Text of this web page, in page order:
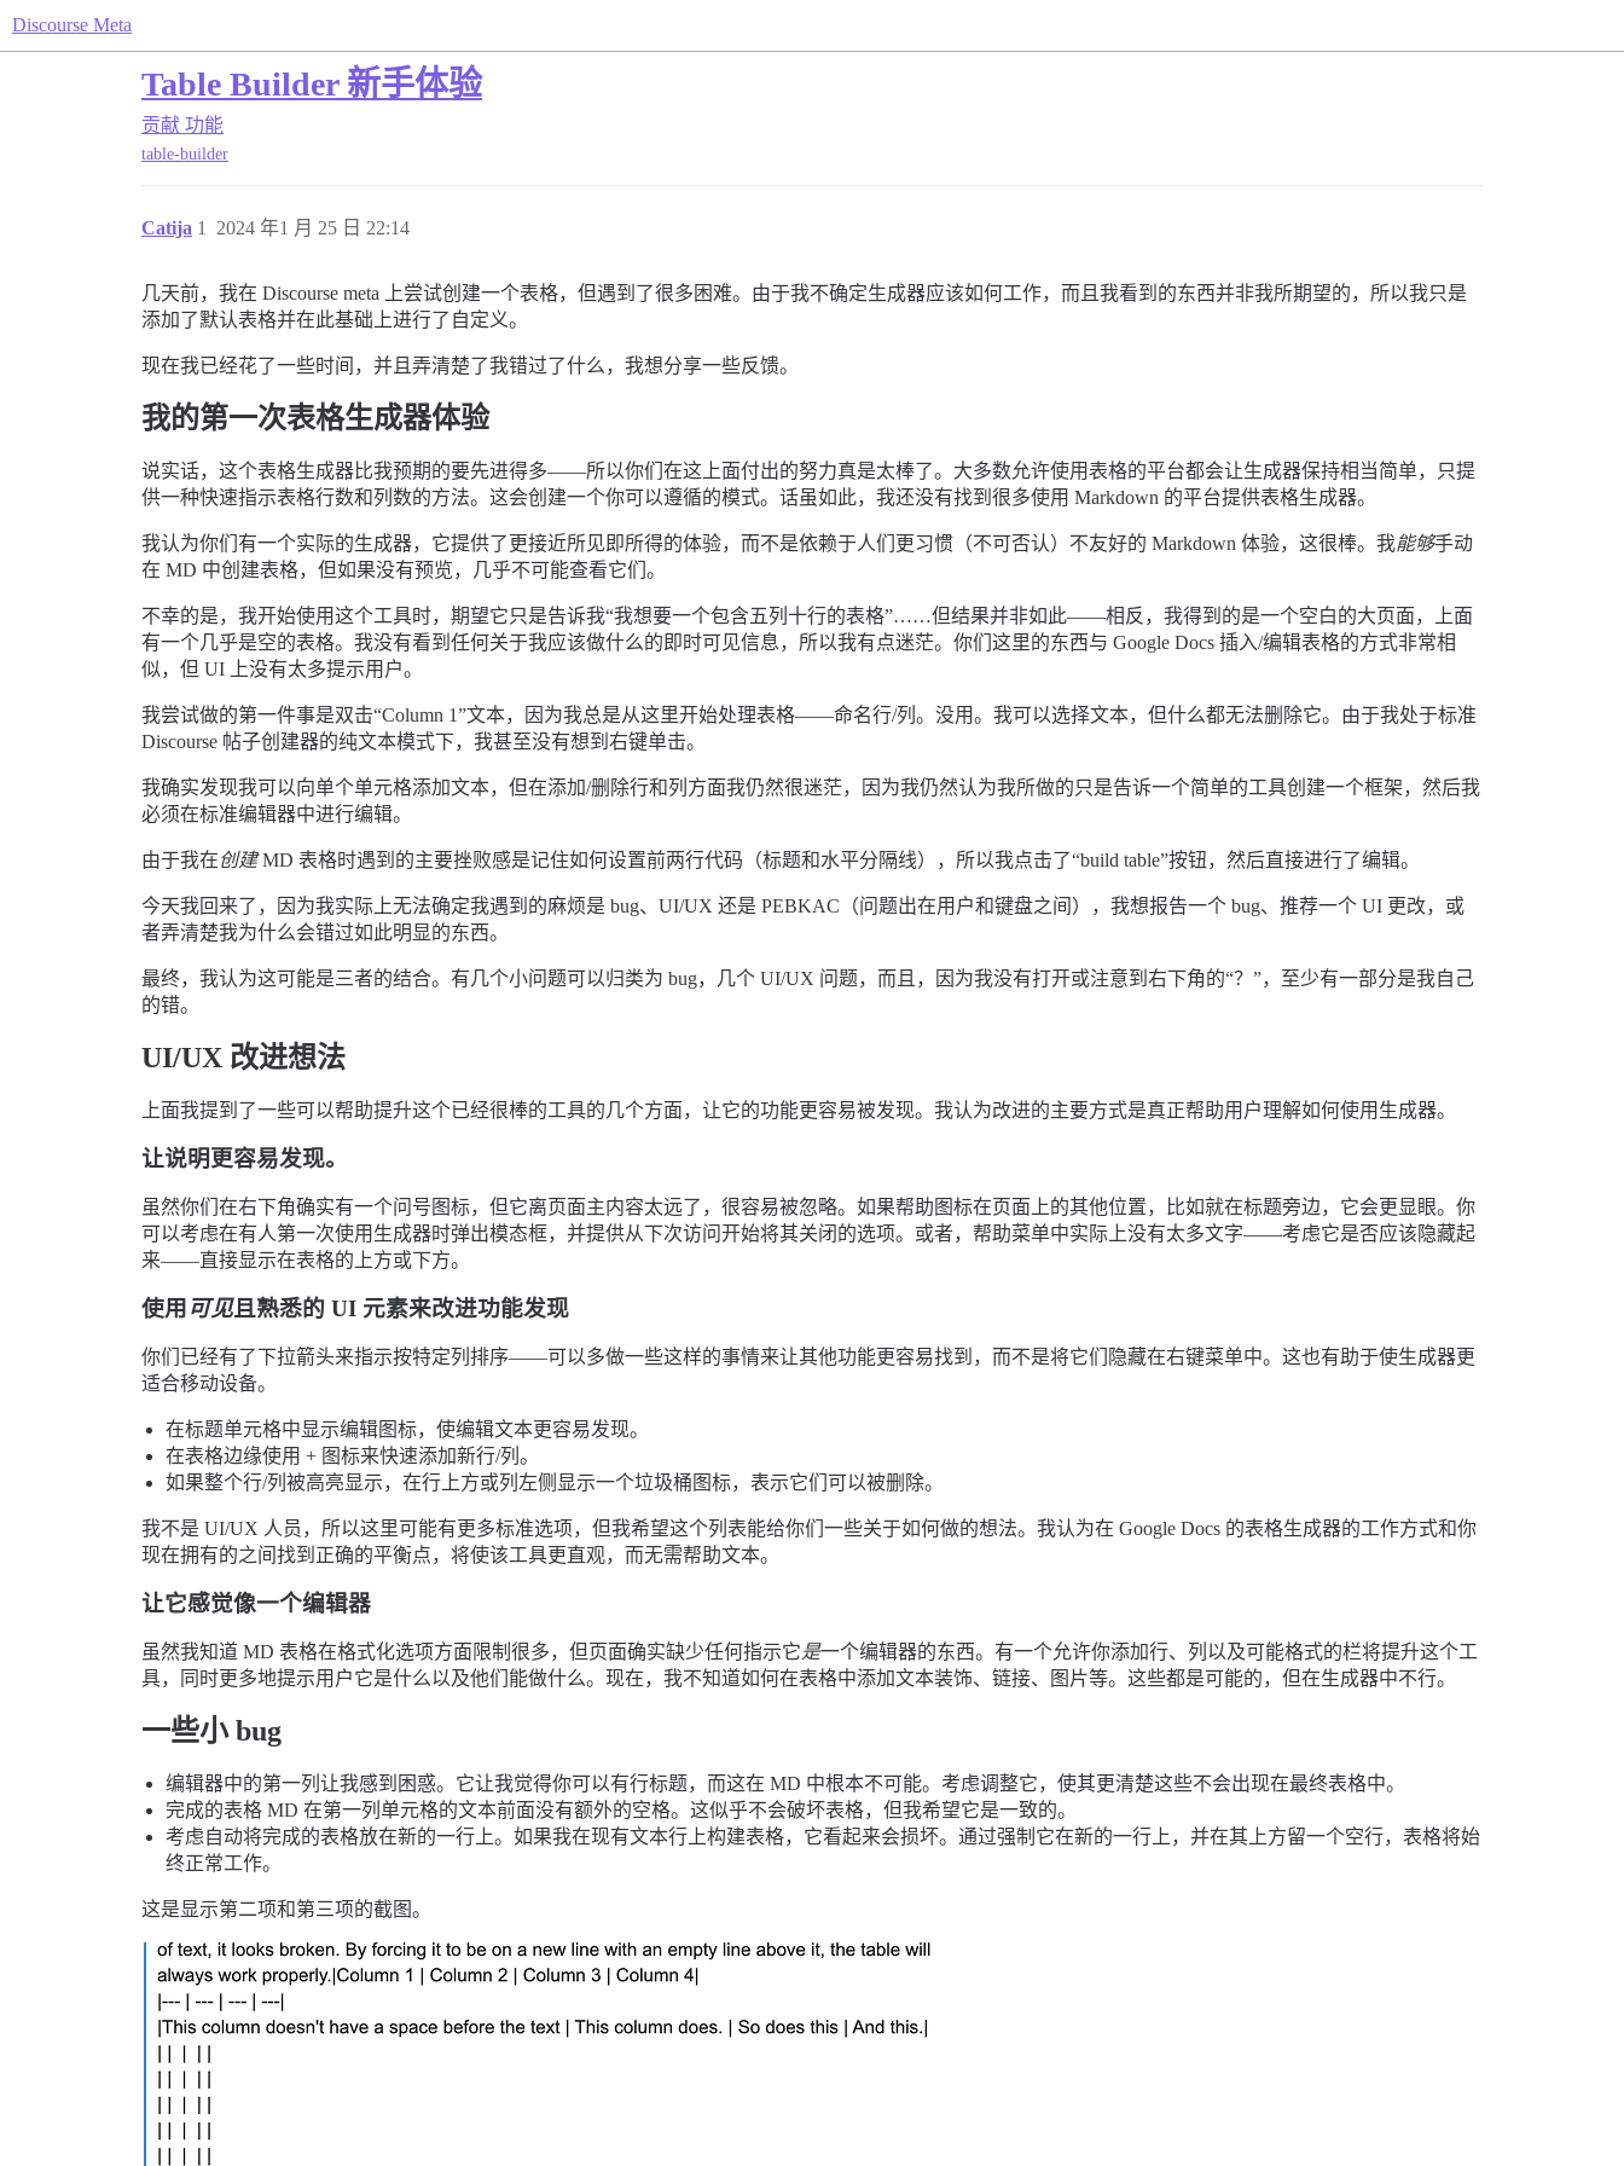
Discourse Meta
Table Builder 新手体验
贡献 功能
table-builder
Catija 2024 年1 月 25 日 22:14
1
几天前，我在 Discourse meta 上尝试创建一个表格，但遇到了很多困难。由于我不确定生成器应该如何工作，而且我看到的东西并非我所期望的，所以我只是
添加了默认表格并在此基础上进行了自定义。
现在我已经花了一些时间，并且弄清楚了我错过了什么，我想分享一些反馈。
我的第一次表格生成器体验
说实话，这个表格生成器比我预期的要先进得多——所以你们在这上面付出的努力真是太棒了。大多数允许使用表格的平台都会让生成器保持相当简单，只提
供一种快速指示表格行数和列数的方法。这会创建一个你可以遵循的模式。话虽如此，我还没有找到很多使用 Markdown 的平台提供表格生成器。
我认为你们有一个实际的生成器，它提供了更接近所见即所得的体验，而不是依赖于人们更习惯（不可否认）不友好的 Markdown 体验，这很棒。我能够手动
在 MD 中创建表格，但如果没有预览，几乎不可能查看它们。
不幸的是，我开始使用这个工具时，期望它只是告诉我“我想要一个包含五列十行的表格”……但结果并非如此——相反，我得到的是一个空白的大页面，上面
有一个几乎是空的表格。我没有看到任何关于我应该做什么的即时可见信息，所以我有点迷茫。你们这里的东西与 Google Docs 插入/编辑表格的方式非常相
似，但 UI 上没有太多提示用户。
我尝试做的第一件事是双击“Column 1”文本，因为我总是从这里开始处理表格——命名行/列。没用。我可以选择文本，但什么都无法删除它。由于我处于标准
Discourse 帖子创建器的纯文本模式下，我甚至没有想到右键单击。
我确实发现我可以向单个单元格添加文本，但在添加/删除行和列方面我仍然很迷茫，因为我仍然认为我所做的只是告诉一个简单的工具创建一个框架，然后我
必须在标准编辑器中进行编辑。
由于我在创建MD 表格时遇到的主要挫败感是记住如何设置前两行代码（标题和水平分隔线），所以我点击了“build table”按钮，然后直接进行了编辑。
今天我回来了，因为我实际上无法确定我遇到的麻烦是 bug、UI/UX 还是 PEBKAC（问题出在用户和键盘之间），我想报告一个 bug、推荐一个 UI 更改，或
者弄清楚我为什么会错过如此明显的东西。
最终，我认为这可能是三者的结合。有几个小问题可以归类为 bug，几个 UI/UX 问题，而且，因为我没有打开或注意到右下角的“？”，至少有一部分是我自己
的错。
UI/UX 改进想法
上面我提到了一些可以帮助提升这个已经很棒的工具的几个方面，让它的功能更容易被发现。我认为改进的主要方式是真正帮助用户理解如何使用生成器。
让说明更容易发现。
虽然你们在右下角确实有一个问号图标，但它离页面主内容太远了，很容易被忽略。如果帮助图标在页面上的其他位置，比如就在标题旁边，它会更显眼。你
可以考虑在有人第一次使用生成器时弹出模态框，并提供从下次访问开始将其关闭的选项。或者，帮助菜单中实际上没有太多文字——考虑它是否应该隐藏起
来——直接显示在表格的上方或下方。
使用 可见且熟悉的 UI 元素来改进功能发现
你们已经有了下拉箭头来指示按特定列排序——可以多做一些这样的事情来让其他功能更容易找到，而不是将它们隐藏在右键菜单中。这也有助于使生成器更
适合移动设备。
在标题单元格中显示编辑图标，使编辑文本更容易发现。
在表格边缘使用 + 图标来快速添加新行/列。
如果整个行/列被高亮显示，在行上方或列左侧显示一个垃圾桶图标，表示它们可以被删除。
我不是 UI/UX 人员，所以这里可能有更多标准选项，但我希望这个列表能给你们一些关于如何做的想法。我认为在 Google Docs 的表格生成器的工作方式和你
现在拥有的之间找到正确的平衡点，将使该工具更直观，而无需帮助文本。
让它感觉像一个编辑器
虽然我知道 MD 表格在格式化选项方面限制很多，但页面确实缺少任何指示它是一个编辑器的东西。有一个允许你添加行、列以及可能格式的栏将提升这个工
具，同时更多地提示用户它是什么以及他们能做什么。现在，我不知道如何在表格中添加文本装饰、链接、图片等。这些都是可能的，但在生成器中不行。
一些小 bug
编辑器中的第一列让我感到困惑。它让我觉得你可以有行标题，而这在 MD 中根本不可能。考虑调整它，使其更清楚这些不会出现在最终表格中。
完成的表格 MD 在第一列单元格的文本前面没有额外的空格。这似乎不会破坏表格，但我希望它是一致的。
考虑自动将完成的表格放在新的一行上。如果我在现有文本行上构建表格，它看起来会损坏。通过强制它在新的一行上，并在其上方留一个空行，表格将始
终正常工作。
这是显示第二项和第三项的截图。